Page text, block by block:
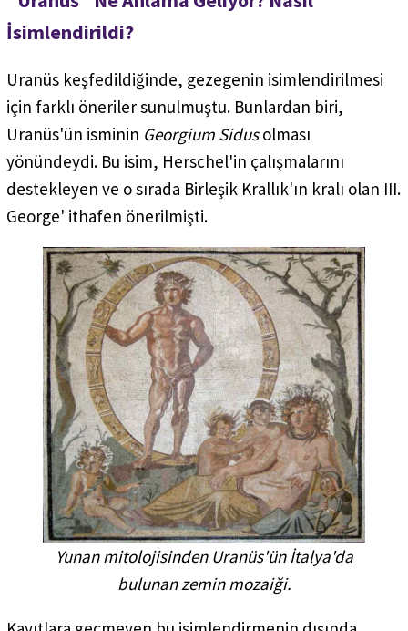
İsimlendirildi?
Uranüs keşfedildiğinde, gezegenin isimlendirilmesi
için farklı öneriler sunulmuştu. Bunlardan biri,
Uranüs'ün isminin Georgium Sidusolması
yönündeydi. Bu isim, Herschel'in çalışmalarını
destekleyen ve o sırada Birleşik Krallık'ın kralı olan III.
George' ithafen önerilmişti.
Yunan mitolojisinden Uranüs'ün İtalya'da
bulunan zemin mozaiği.